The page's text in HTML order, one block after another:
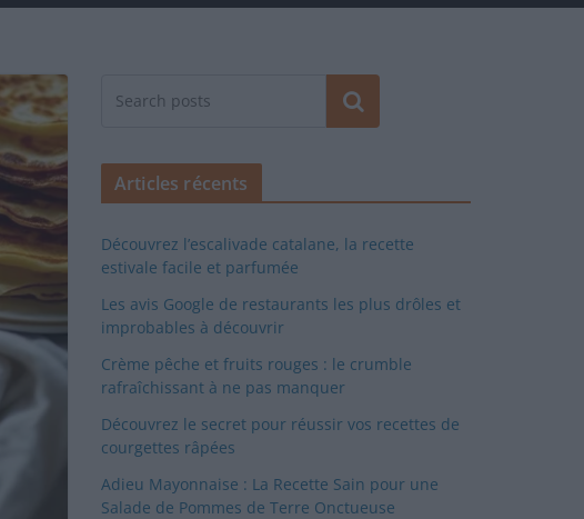
Rechercher
Articles récents
Découvrez l’escalivade catalane, la recette
estivale facile et parfumée
Les avis Google de restaurants les plus drôles et
improbables à découvrir
Crème pêche et fruits rouges : le crumble
rafraîchissant à ne pas manquer
Découvrez le secret pour réussir vos recettes de
courgettes râpées
Adieu Mayonnaise : La Recette Sain pour une
Salade de Pommes de Terre Onctueuse